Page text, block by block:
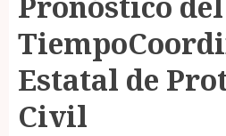
Estatal de
Civil